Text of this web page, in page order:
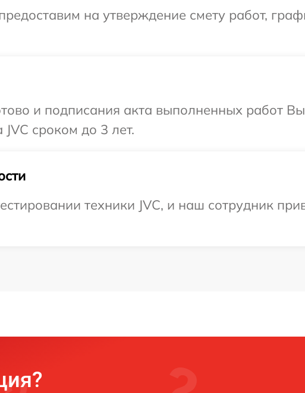
на утверждение смету работ,
и подписания акта выполненных работ
сроком до 3 лет.
техники JVC, и наш сотрудник